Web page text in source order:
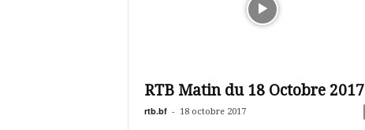
RTB Matin du 18 Octobre 2017
rtb.bf - 18 octobre 2017